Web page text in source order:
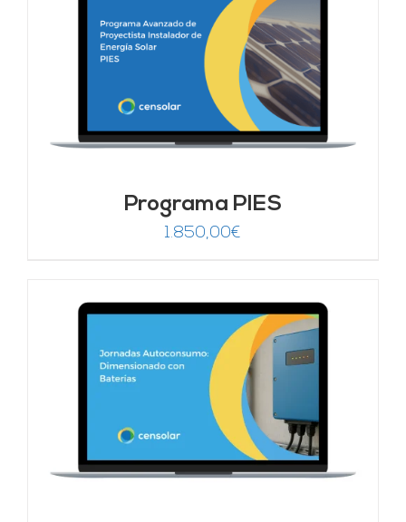
Programa PIES
1.850,00€